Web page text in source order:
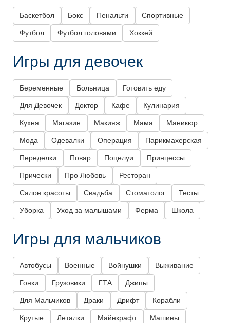
Баскетбол Бокс Пенальти Спортивные
Футбол Футбол головами Хоккей
Игры для девочек
Беременные Больница Готовить еду
Для Девочек Доктор Кафе Кулинария
Кухня Магазин Макияж Мама Маникюр
Мода Одевалки Операция Парикмахерская
Переделки Повар Поцелуи Принцессы
Прически Про Любовь Ресторан
Салон красоты Свадьба Стоматолог Тесты
Уборка Уход за малышами Ферма Школа
Игры для мальчиков
Автобусы Военные Войнушки Выживание
Гонки Грузовики ГТА Джипы
Для Мальчиков Драки Дрифт Корабли
Крутые Леталки Майнкрафт Машины